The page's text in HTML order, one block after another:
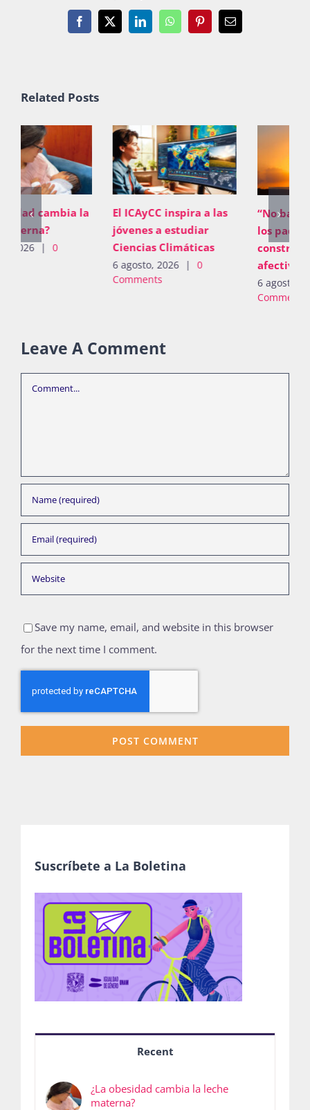
Facebook
X LinkedInWhatsAppPinterestEmail
Related Posts
El ICAyCC inspira a las
jóvenes a estudiar
Ciencias Climáticas
“No basta con proveer;
los padres deben
construir vínculos
afectivos”
Leave A Comment
Comment
Save my name, email, and website in this browser
for the next time I comment.
Suscríbete a La Boletina
Recent
¿La obesidad cambia la leche
materna?